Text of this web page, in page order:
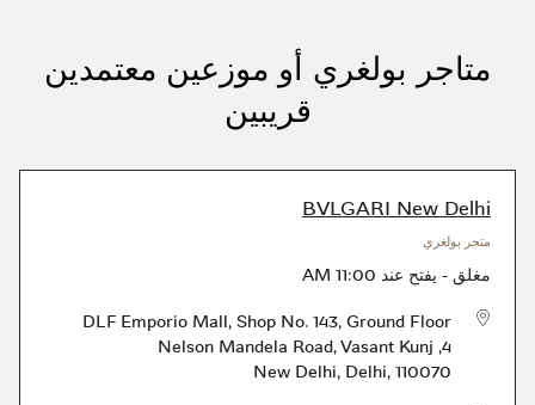
متاجر بولغري أو موزعين معتمدين
قريبين
BVLGARI New Delhi
متجر بولغري
مغلق - يفتح عند 11:00 AM
DLF Emporio Mall, Shop No. 143, Ground Floor
4, Nelson Mandela Road, Vasant Kunj
New Delhi, Delhi, 110070